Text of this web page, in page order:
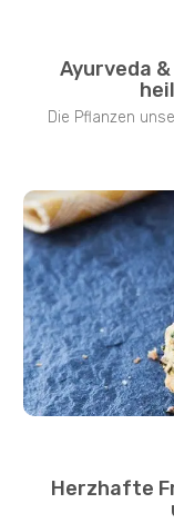
Ayurveda
Die Pflanzen
Herzhafte